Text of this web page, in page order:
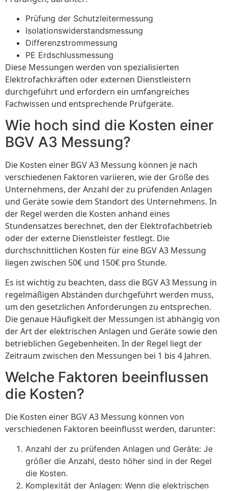
Prüfung der Schutzleitermessung
Isolationswiderstandsmessung
Differenzstrommessung
PE Erdschlussmessung
Diese Messungen werden von spezialisierten
Elektrofachkräften oder externen Dienstleistern
durchgeführt und erfordern ein umfangreiches
Fachwissen und entsprechende Prüfgeräte.
Wie hoch sind die Kosten einer
BGV A3 Messung?
Die Kosten einer BGV A3 Messung können je nach
verschiedenen Faktoren variieren, wie der Größe des
Unternehmens, der Anzahl der zu prüfenden Anlagen
und Geräte sowie dem Standort des Unternehmens. In
der Regel werden die Kosten anhand eines
Stundensatzes berechnet, den der Elektrofachbetrieb
oder der externe Dienstleister festlegt. Die
durchschnittlichen Kosten für eine BGV A3 Messung
liegen zwischen 50€ und 150€ pro Stunde.
Es ist wichtig zu beachten, dass die BGV A3 Messung in
regelmäßigen Abständen durchgeführt werden muss,
um den gesetzlichen Anforderungen zu entsprechen.
Die genaue Häufigkeit der Messungen ist abhängig von
der Art der elektrischen Anlagen und Geräte sowie den
betrieblichen Gegebenheiten. In der Regel liegt der
Zeitraum zwischen den Messungen bei 1 bis 4 Jahren.
Welche Faktoren beeinflussen
die Kosten?
Die Kosten einer BGV A3 Messung können von
verschiedenen Faktoren beeinflusst werden, darunter:
Anzahl der zu prüfenden Anlagen und Geräte: Je
größer die Anzahl, desto höher sind in der Regel
die Kosten.
Komplexität der Anlagen: Wenn die elektrischen